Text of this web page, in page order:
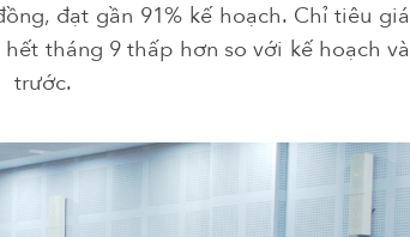
đạt gần 91% kế hoạch. Chỉ tiêu giá
tháng 9 thấp hơn so với kế hoạch và
trước.